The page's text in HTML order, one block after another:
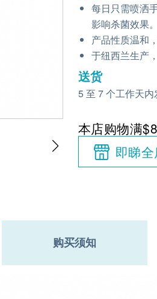
每日只需喷洒
影响杀菌效果。
产品性质温和
于纽西兰生产
送货
5 至 7 个工作天内
本店购物满
即睇
购买须知